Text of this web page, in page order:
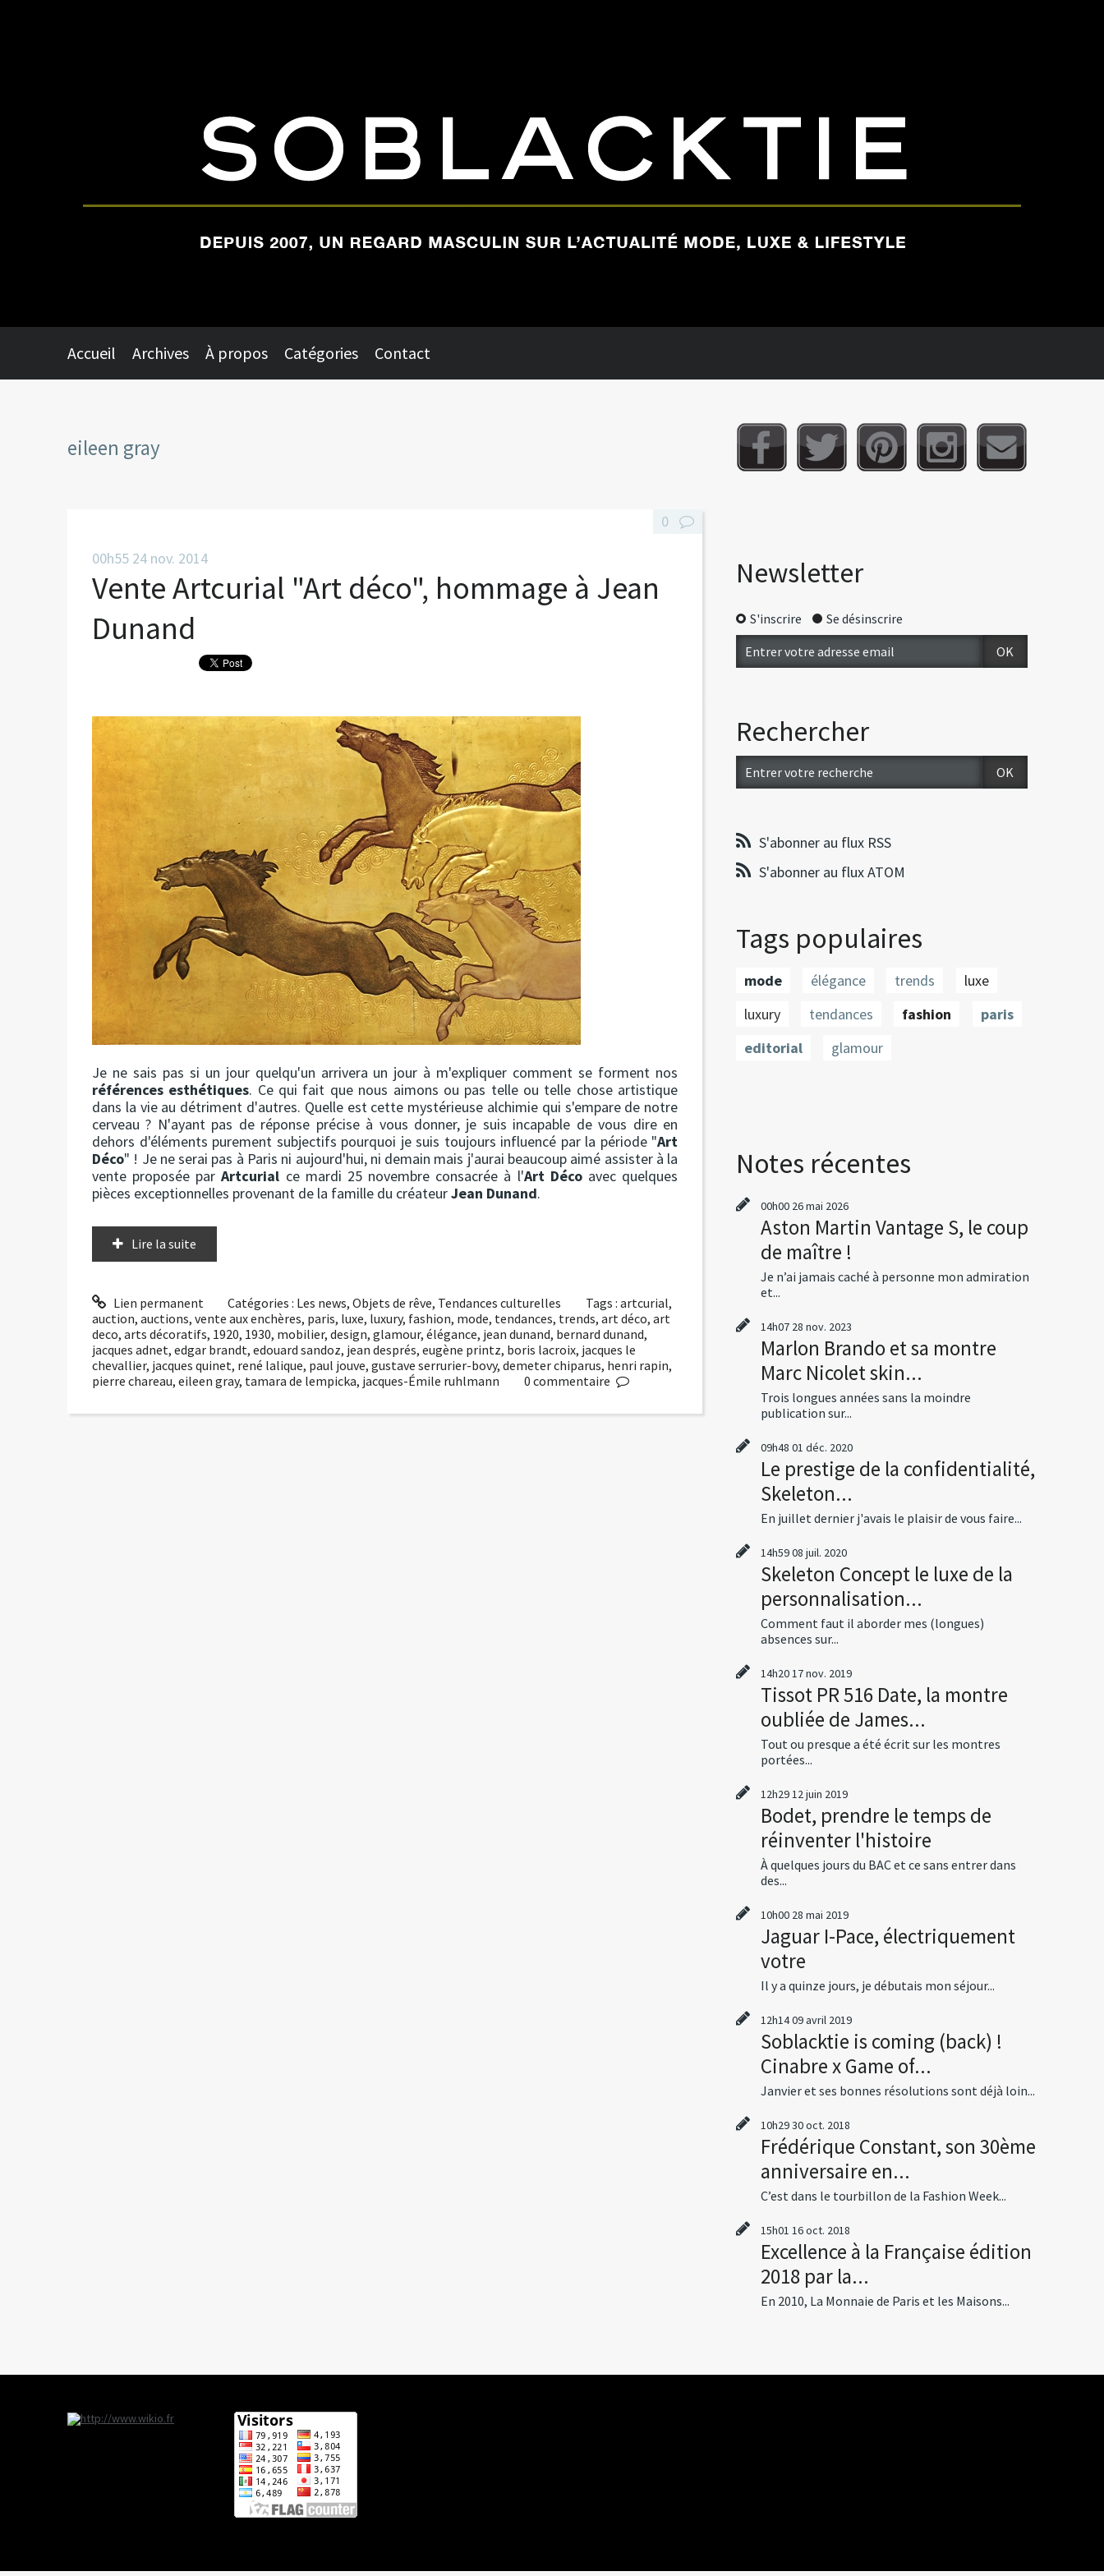
Accueil Archives À propos Catégories Contact
eileen gray
00h55 24 nov. 2014
Vente Artcurial "Art déco", hommage à Jean
Dunand
Je ne sais pas si un jour quelqu'un arrivera un jour à m'expliquer comment se forment nos
références esthétiques. Ce qui fait que nous aimons ou pas telle ou telle chose artistique
dans la vie au détriment d'autres. Quelle est cette mystérieuse alchimie qui s'empare de notre
cerveau ? N'ayant pas de réponse précise à vous donner, je suis incapable de vous dire en
dehors d'éléments purement subjectifs pourquoi je suis toujours influencé par la période "Art
Déco" ! Je ne serai pas à Paris ni aujourd'hui, ni demain mais j'aurai beaucoup aimé assister à la
vente proposée parArtcurial ce mardi 25 novembre consacrée à l'Art Décoavec quelques
pièces exceptionnelles provenant de la famille du créateurJean Dunand.
Lire la suite
Lien permanent Catégories : Les news,Objets de rêve, Tendances culturelles Tags :artcurial,
auction, auctions, vente aux enchères, paris, luxe, luxury, fashion, mode, tendances, trends, art déco, art
deco, arts décoratifs, 1920, 1930, mobilier, design, glamour, élégance, jean dunand, bernard dunand,
jacques adnet, edgar brandt, edouard sandoz, jean després, eugène printz, boris lacroix, jacques le
chevallier, jacques quinet, rené lalique, paul jouve, gustave serrurier-bovy, demeter chiparus, henri rapin,
pierre chareau, eileen gray, tamara de lempicka, jacques-Émile ruhlmann
0
0 commentaire
Newsletter
S'inscrire Se désinscrire
Rechercher
S'abonner au flux RSS
S'abonner au flux ATOM
Tags populaires
mode élégance trends
luxe
luxury
tendances fashion
paris
editorial
glamour
Notes récentes
00h00 26mai 2026
Aston Martin Vantage S, le coup
de maître !
Je n’ai jamais caché à personne mon admiration
et...
14h07 28 nov. 2023
Marlon Brando et sa montre
Marc Nicolet skin...
Trois longues années sans la moindre
publication sur...
09h48 01 déc. 2020
Le prestige de la confidentialité,
Skeleton...
En juillet dernier j'avais le plaisir de vous faire...
14h5908 juil. 2020
Skeleton Concept le luxe de la
personnalisation...
Comment faut il aborder mes (longues)
absences sur...
14h2017nov. 2019
Tissot PR 516 Date, la montre
oubliée de James...
Tout ou presque a été écrit sur les montres
portées...
12h2912juin 2019
Bodet, prendre le temps de
réinventer l'histoire
À quelques jours du BAC et ce sans entrer dans
des...
10h00 28 mai 2019
Jaguar I-Pace, électriquement
votre
Il y a quinze jours, je débutais mon séjour...
12h1409avril 2019
Soblacktie is coming (back) !
Cinabre x Game of...
Janvier et ses bonnes résolutions sont déjà loin...
10h2930oct. 2018
Frédérique Constant, son 30ème
anniversaire en...
C’est dans le tourbillon de la Fashion Week...
15h01 16oct. 2018
Excellence à la Française édition
2018 par la...
En 2010, La Monnaie de Paris et les Maisons...